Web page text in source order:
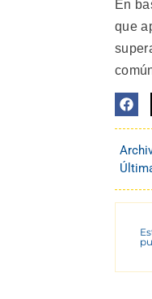
En
que